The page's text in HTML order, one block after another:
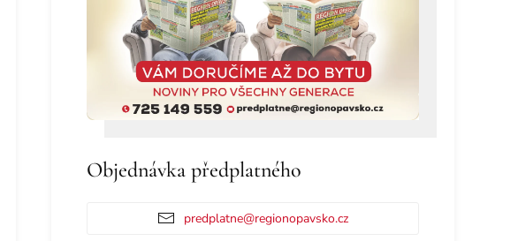
Objednávka předplatného
predplatne@regionopavsko.cz